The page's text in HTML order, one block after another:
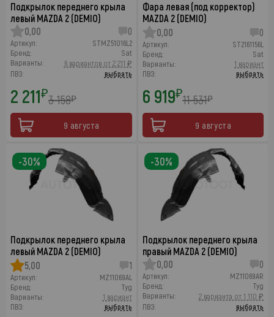
Подкрылок переднего крыла
левый MAZDA 2 (DEMIO)
0,00
0
Артикул:
STMZ51016L2
Бренд:
Sat
Варианты:
6 вариантов от 2 211 ₽
ПВЗ:
выбрать
2 211₽3 158₽
9 августа
Фара левая (под корректор)
MAZDA 2 (DEMIO)
0,00
0
Артикул:
ST2161156L
Бренд:
Sat
Варианты:
1 вариант
ПВЗ:
выбрать
6 919₽11 531₽
9 августа
Подкрылок переднего крыла
левый MAZDA 2 (DEMIO)
5,00
1
Артикул:
MZ11069AL
Бренд:
Tyg
Варианты:
1 вариант
ПВЗ:
выбрать
-30%
Подкрылок переднего крыла
правый MAZDA 2 (DEMIO)
0,00
0
Артикул:
MZ11069AR
Бренд:
Tyg
Варианты:
2 варианта от 1 110 ₽
ПВЗ:
выбрать
-30%